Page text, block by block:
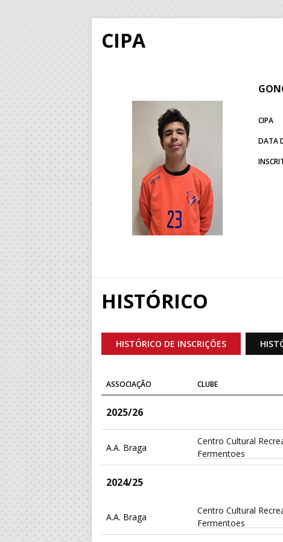
CIPA
CIPA
DATA
HISTÓRICO
HISTÓRICO DE INSCRIÇÕES
ASSOCIAÇÃO CLUBE
2025/26
A.A. Braga
Centro Cultural
Fermentoes
2024/25
A.A. Braga
Centro Cultural
Fermentoes